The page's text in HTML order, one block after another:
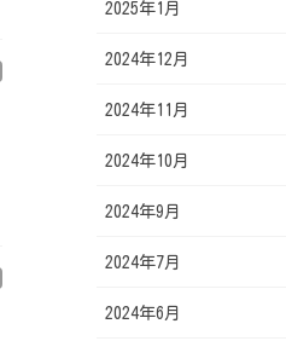
2025年1月
2024年12月
2024年11月
2024年10月
2024年9月
2024年7月
2024年6月